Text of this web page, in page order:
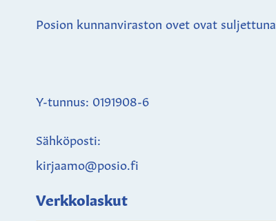
Posion kunnanviraston ovet ovat suljettuna
Y-tunnus: 0191908-6
Sähköposti:
kirjaamo@posio.fi
Verkkolaskut